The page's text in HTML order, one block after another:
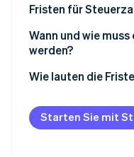
Finanzunterlagen
Bestimmen,
Auf Richtigkeit
Fristen für
Geschätzte
Sales Tax
Wann und wie
werden?
Wie lauten die
Sales Tax
Starten Sie mit